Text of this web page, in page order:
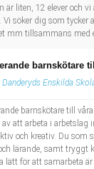
är liten, 12 elever och
Vi söker dig som tycker
mm tillsammans med
barnskötare
Danderyds Enskilda
barnskötare till
av att arbeta i arbetslag
och kreativ. Du som
lärande, samt tryggt
lätt för att samarbeta